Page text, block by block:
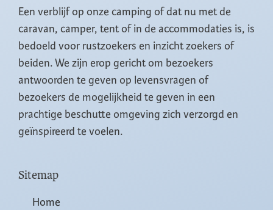
Een verblijf op onze camping of dat nu met de
caravan, camper, tent of in de accommodaties is, is
bedoeld voor rustzoekers en inzicht zoekers of
beiden. We zijn erop gericht om bezoekers
antwoorden te geven op levensvragen of
bezoekers de mogelijkheid te geven in een
prachtige beschutte omgeving zich verzorgd en
geïnspireerd te voelen.
Sitemap
Home